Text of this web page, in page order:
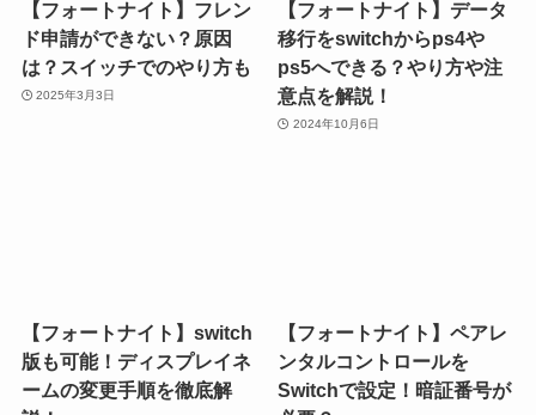
【フォートナイト】フレン
ド申請ができない？原因
は？スイッチでのやり方も
2025年3月3日
【フォートナイト】データ
移行をswitchからps4や
ps5へできる？やり方や注
意点を解説！
2024年10月6日
【フォートナイト】switch
版も可能！ディスプレイネ
ームの変更手順を徹底解
【フォートナイト】ペアレ
ンタルコントロールを
Switchで設定！暗証番号が